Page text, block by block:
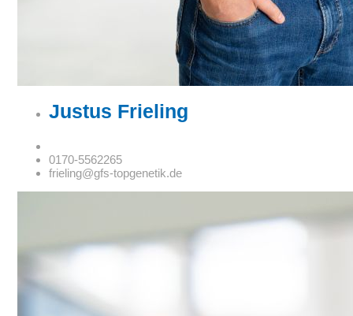
Justus Frieling
0170-5562265
frieling@gfs-topgenetik.de